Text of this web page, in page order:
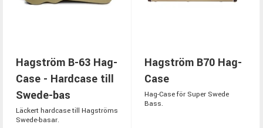
Hagström B-63 Hag-
Case - Hardcase till
Swede-bas
Läckert hardcase till Hagströms
Swede-basar.
Hagström B70 Hag-
Case
Hag-Case för Super Swede
Bass.